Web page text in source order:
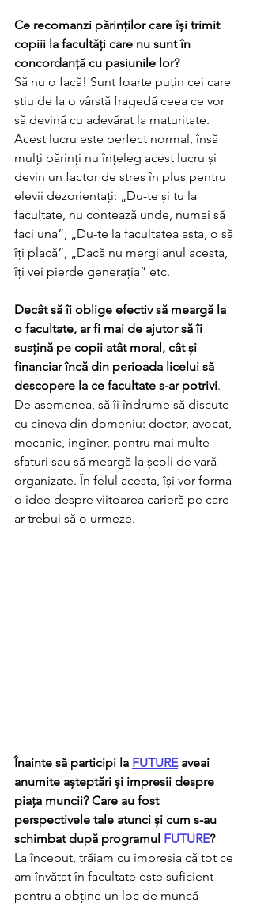
Ce recomanzi părinților care își trimit
copiii la facultăți care nu sunt în
concordanță cu pasiunile lor?
Să nu o facă! Sunt foarte puțin cei care
știu de la o vârstă fragedă ceea ce vor
să devină cu adevărat la maturitate.
Acest lucru este perfect normal, însă
mulți părinți nu înțeleg acest lucru și
devin un factor de stres în plus pentru
elevii dezorientați: „Du-te și tu la
facultate, nu contează unde, numai să
faci una”, „Du-te la facultatea asta, o să
îți placă”, „Dacă nu mergi anul acesta,
îți vei pierde generația” etc.
Decât să îi oblige efectiv să meargă la
o facultate, ar fi mai de ajutor să îi
susțină pe copii atât moral, cât și
financiar încă din perioada licelui să
descopere la ce facultate s-ar potrivi.
De asemenea, să îi îndrume să discute
cu cineva din domeniu: doctor, avocat,
mecanic, inginer, pentru mai multe
sfaturi sau să meargă la școli de vară
organizate. În felul acesta, își vor forma
o idee despre viitoarea carieră pe care
ar trebui să o urmeze.
Înainte să participi la FUTURE aveai
anumite așteptări și impresii despre
piața muncii? Care au fost
perspectivele tale atunci și cum s-au
schimbat după programul FUTURE?
La început, trăiam cu impresia că tot ce
am învățat în facultate este suficient
pentru a obține un loc de muncă